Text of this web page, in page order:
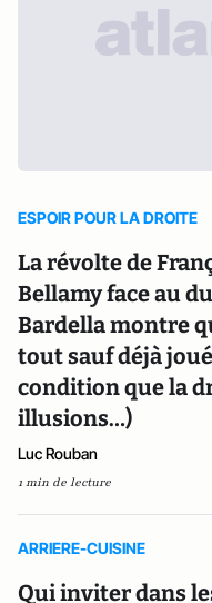
ESPOIR POUR LA DROITE
La révolte de
Bellamy face au
Bardella montre
tout sauf déjà
condition que la
illusions…)
Luc Rouban
1 min de lecture
ARRIERE-CUISINE
Qui inviter dans